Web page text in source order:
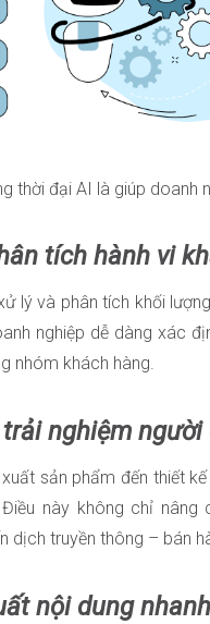
thời đại AI là giúp doanh
tích hành vi
lý và phân tích khối
nghiệp dễ dàng xác
nhóm khách hàng.
nghiệm người
sản phẩm đến thiết
này không chỉ
dịch truyền thông – bán
nội dung